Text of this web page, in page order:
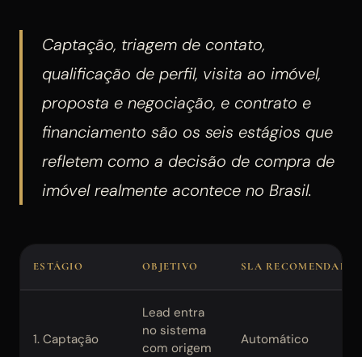
Captação, triagem de contato,
qualificação de perfil, visita ao imóvel,
proposta e negociação, e contrato e
financiamento são os seis estágios que
refletem como a decisão de compra de
imóvel realmente acontece no Brasil.
ESTÁGIO OBJETIVO SLA RECOMENDADO
1. Captação
Lead entra
no sistema
com origem
Automático